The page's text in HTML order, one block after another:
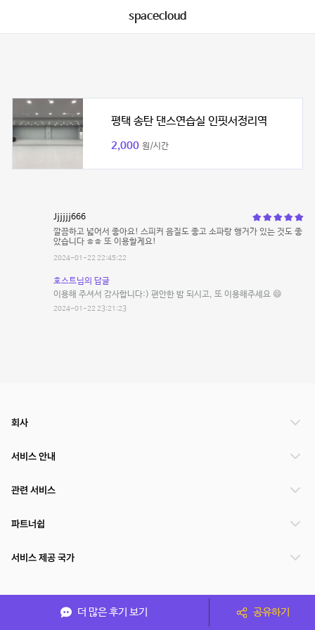
spacecloud
평택 송탄 댄스연습실 인핏서정리역
2,000 원/시간
Jjjjjj666
깔끔하고 넓어서 좋아요! 스피커 음질도 좋고 소파랑 행거가 있는 것도 좋
았습니다 ㅎㅎ 또 이용할게요!
2024-01-22 22:45:22
호스트님의 답글
이용해 주셔서 감사합니다:) 편안한 밤 되시고, 또 이용해주세요 😄
2024-01-22 23:21:23
더 많은 후기 보기 공유하기
회사
서비스 안내
관련 서비스
파트너쉽
서비스 제공 국가
(주)NSPACE 사업자정보